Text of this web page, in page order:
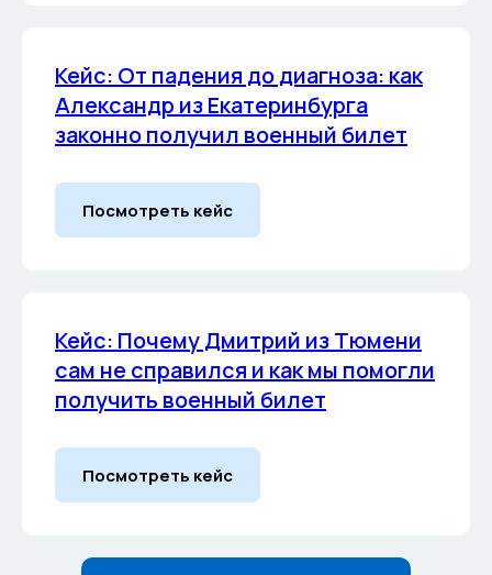
Кейс: От падения до диагноза: как
Александр из Екатеринбурга
законно получил военный билет
Посмотреть кейс
Кейс: Почему Дмитрий из Тюмени
сам не справился и как мы помогли
получить военный билет
Посмотреть кейс